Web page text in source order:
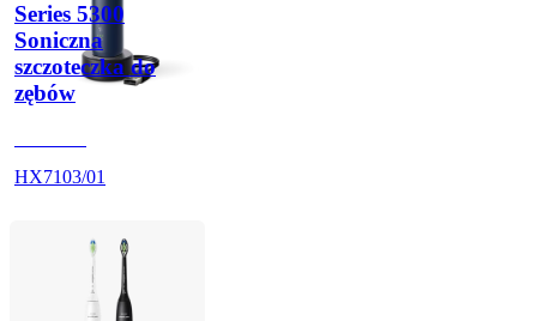
Series 5300
Soniczna
szczoteczka do
zębów
HX7103/01